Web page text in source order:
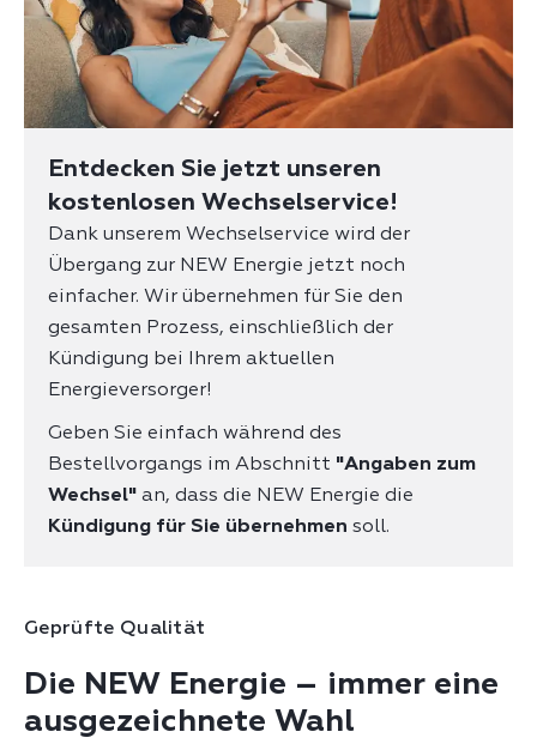
Entdecken Sie jetzt unseren
kostenlosen Wechselservice!
Dank unserem Wechselservice wird der
Übergang zur NEW Energie jetzt noch
einfacher. Wir übernehmen für Sie den
gesamten Prozess, einschließlich der
Kündigung bei Ihrem aktuellen
Energieversorger!
Geben Sie einfach während des
Bestellvorgangs im Abschnitt "Angaben zum
Wechsel" an, dass die NEW Energie die
Kündigung für Sie übernehmen soll.
Geprüfte Qualität
Die NEW Energie – immer eine
ausgezeichnete Wahl